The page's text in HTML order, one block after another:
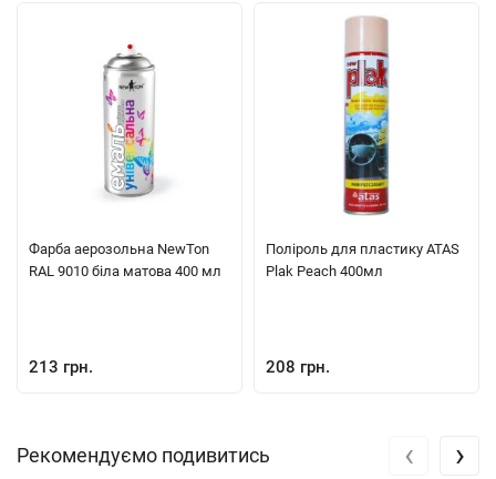
Фарба аерозольна NewTon
RAL 9010 біла матова 400 мл
213 грн.
Поліроль для пластику ATAS
Plak Peach 400мл
208 грн.
Рекомендуємо подивитись ‹ ›